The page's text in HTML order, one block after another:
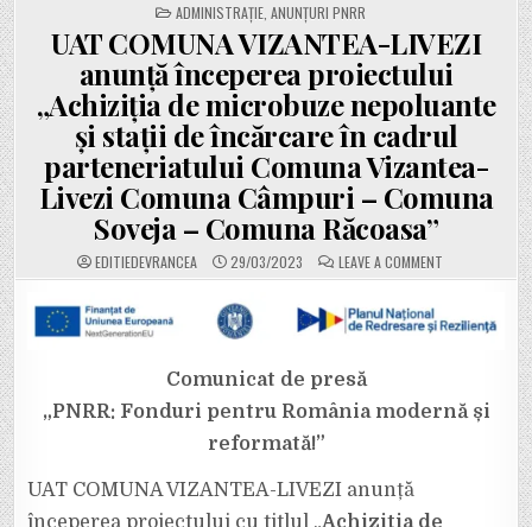
POSTED
IN
ADMINISTRAȚIE, ANUNȚURI PNRR
UAT COMUNA VIZANTEA-LIVEZI
anunță începerea proiectului
„Achiziția de microbuze nepoluante
și stații de încărcare în cadrul
parteneriatului Comuna Vizantea-
Livezi Comuna Câmpuri – Comuna
Soveja – Comuna Răcoasa”
EDITIEDEVRANCEA 29/03/2023 LEAVE A COMMENT
UAT
LIVEZI
ANUNȚĂ
MICROBUZE
NEPOLUANTE
Comunicat de presă
„PNRR: Fonduri pentru România modernă și
reformată!”
UAT COMUNA VIZANTEA-LIVEZI anunță
începerea proiectului cu titlul „Achiziția de